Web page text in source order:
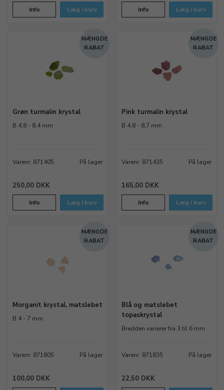
Info Læg i kurv Info Læg i kurv
MÆNGDE
RABAT
Grøn turmalin krystal
B 4,8 - 8,4 mm
Varenr. 871405 På lager
250,00 DKK
Info Læg i kurv
MÆNGDE
RABAT
Pink turmalin krystal
B 4,8 - 8,7 mm
Varenr. 871435 På lager
165,00 DKK
Info Læg i kurv
MÆNGDE
RABAT
Morganit krystal, matslebet
B 4 - 7 mm
Varenr. 871805 På lager
100,00 DKK
MÆNGDE
RABAT
Blå og matslebet
topaskrystal
Bredden varierer fra 3 til 6 mm
Varenr. 871835 På lager
22,50 DKK